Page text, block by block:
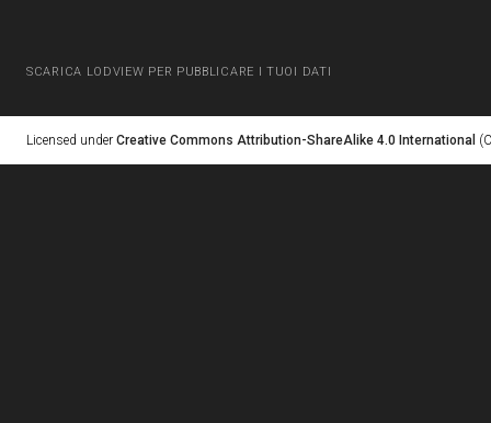
SCARICA LODVIEW PER PUBBLICARE I TUOI DATI
Licensed under Creative Commons Attribution-ShareAlike 4.0 International